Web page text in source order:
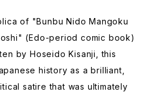
of "Bunbu Nido Mangoku
(Edo-period comic book)
by Hoseido Kisanji, this
history as a brilliant,
satire that was ultimately